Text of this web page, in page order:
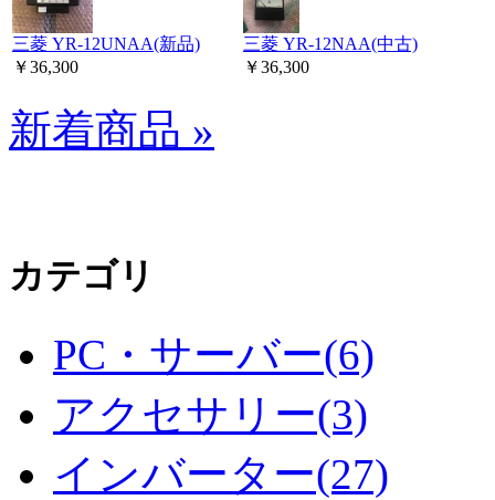
三菱 YR-12UNAA(新品)
￥36,300
三菱 YR-12NAA(中古)
￥36,300
新着商品 »
カテゴリ
PC・サーバー(6)
アクセサリー(3)
インバーター(27)